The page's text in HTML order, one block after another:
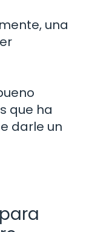
una
que ha
darle un